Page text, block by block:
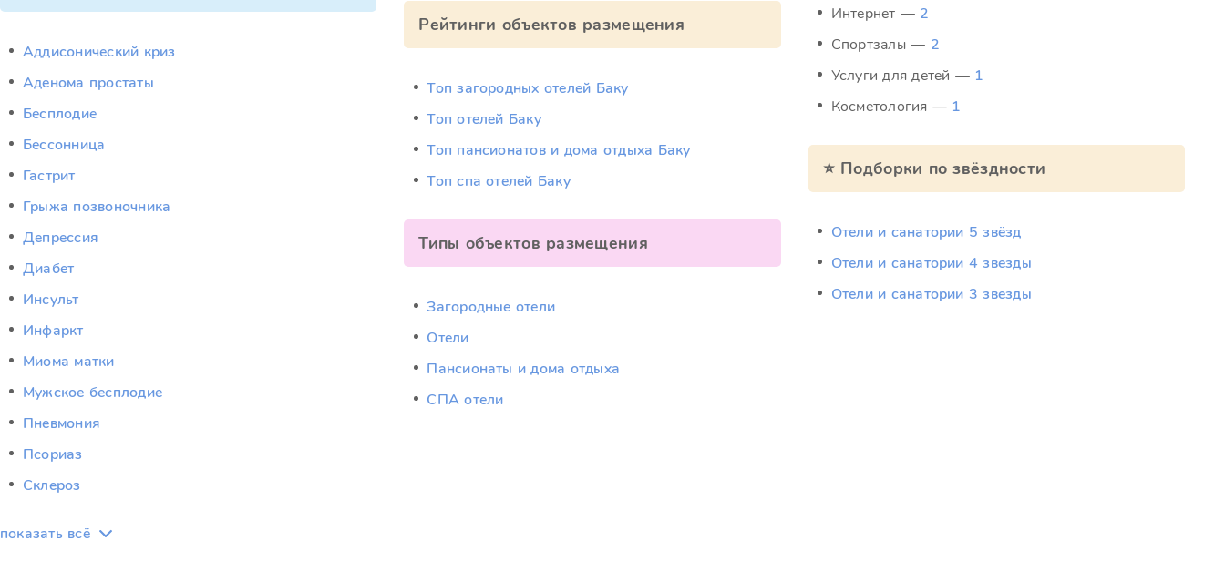
Аддисонический криз
Аденома простаты
Бесплодие
Бессонница
Гастрит
Грыжа позвоночника
Депрессия
Диабет
Инсульт
Инфаркт
Миома матки
Мужское бесплодие
Пневмония
Псориаз
Склероз
показать всё
Рейтинги объектов размещения
Топ загородных отелей Баку
Топ отелей Баку
Топ пансионатов и дома отдыха Баку
Топ спа отелей Баку
Типы объектов размещения
Загородные отели
Отели
Пансионаты и дома отдыха
СПА отели
Интернет — 2
Спортзалы — 2
Услуги для детей — 1
Косметология — 1
⭐ Подборки по звёздности
Отели и санатории 5 звёзд
Отели и санатории 4 звезды
Отели и санатории 3 звезды